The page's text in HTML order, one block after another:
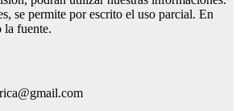
se permite por escrito el uso parcial. En
la fuente.